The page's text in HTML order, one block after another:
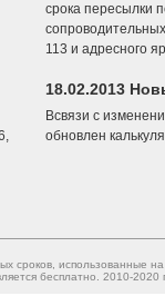
срока пересылки
113 и адресного
18.02.2013
Всвязи с
обновлен
сроков, использованные
бесплатно. 2010-2020